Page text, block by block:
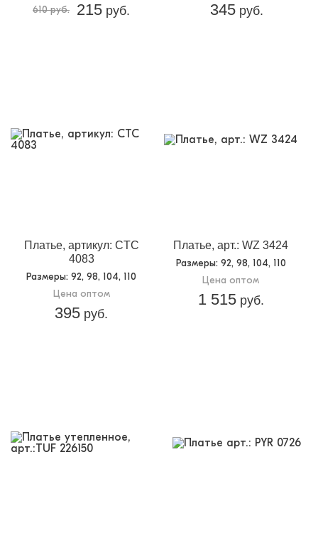
610 руб.
215 руб. 345 руб.
Платье, артикул: CTC
4083
Размеры: 92, 98, 104, 110
Цена оптом
395 руб.
Платье, арт.: WZ 3424
Размеры: 92, 98, 104, 110
Цена оптом
1 515руб.